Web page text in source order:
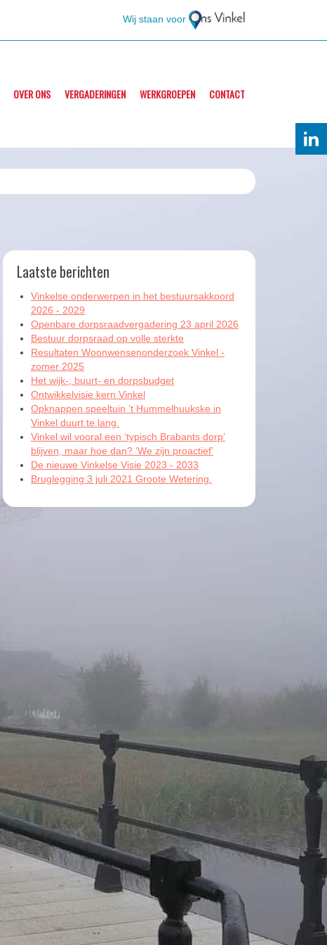
Wij staan voor
OVER ONS VERGADERINGEN WERKGROEPEN CONTACT
Laatste berichten
Vinkelse onderwerpen in het bestuursakkoord
2026 - 2029
Openbare dorpsraadvergadering 23 april 2026
Bestuur dorpsraad op volle sterkte
Resultaten Woonwensenonderzoek Vinkel -
zomer 2025
Het wijk-, buurt- en dorpsbudget
Ontwikkelvisie kern Vinkel
Opknappen speeltuin ’t Hummelhuukske in
Vinkel duurt te lang.
Vinkel wil vooral een ‘typisch Brabants dorp’
blijven, maar hoe dan? ‘We zijn proactief’
De nieuwe Vinkelse Visie 2023 - 2033
Bruglegging 3 juli 2021 Groote Wetering.